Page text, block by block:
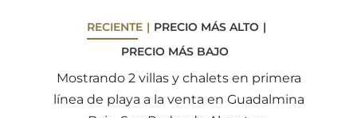
RECIENTE
PRECIO MÁS ALTO
PRECIO MÁS BAJO
Mostrando 2 villas y chalets en primera
línea de playa a la venta en Guadalmina